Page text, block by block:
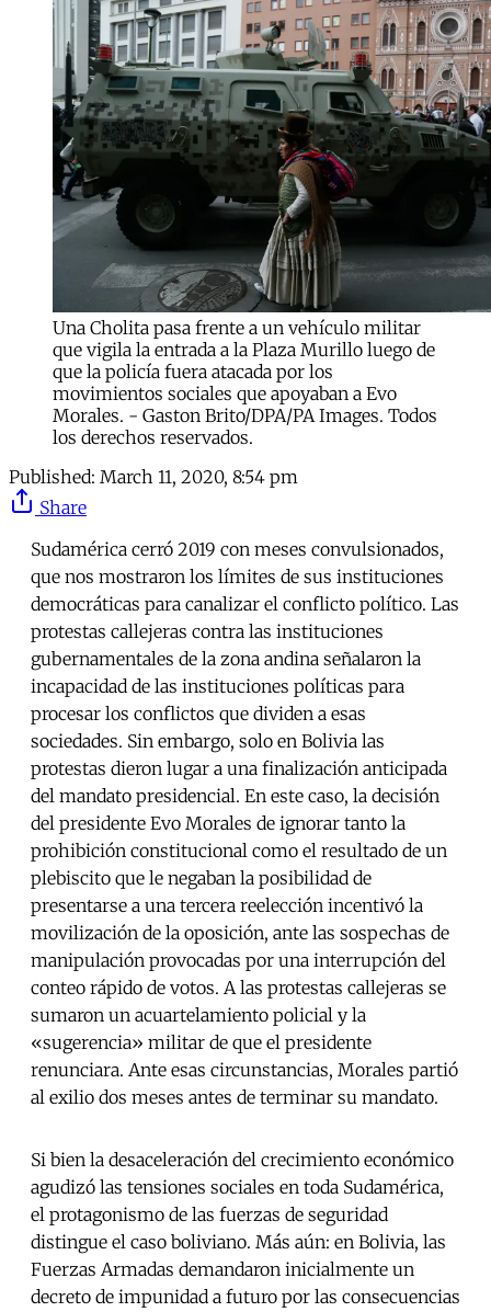
Una Cholita pasa frente a un vehículo militar
que vigila la entrada a la Plaza Murillo luego de
que la policía fuera atacada por los
movimientos sociales que apoyaban a Evo
Morales. - Gaston Brito/DPA/PA Images. Todos
los derechos reservados.
Published: March 11, 2020, 8:54 pm
Share
Sudamérica cerró 2019 con meses convulsionados,
que nos mostraron los límites de sus instituciones
democráticas para canalizar el conflicto político. Las
protestas callejeras contra las instituciones
gubernamentales de la zona andina señalaron la
incapacidad de las instituciones políticas para
procesar los conflictos que dividen a esas
sociedades. Sin embargo, solo en Bolivia las
protestas dieron lugar a una finalización anticipada
del mandato presidencial. En este caso, la decisión
del presidente Evo Morales de ignorar tanto la
prohibición constitucional como el resultado de un
plebiscito que le negaban la posibilidad de
presentarse a una tercera reelección incentivó la
movilización de la oposición, ante las sospechas de
manipulación provocadas por una interrupción del
conteo rápido de votos. A las protestas callejeras se
sumaron un acuartelamiento policial y la
«sugerencia» militar de que el presidente
renunciara. Ante esas circunstancias, Morales partió
al exilio dos meses antes de terminar su mandato.
Si bien la desaceleración del crecimiento económico
agudizó las tensiones sociales en toda Sudamérica,
el protagonismo de las fuerzas de seguridad
distingue el caso boliviano. Más aún: en Bolivia, las
Fuerzas Armadas demandaron inicialmente un
decreto de impunidad a futuro por las consecuencias